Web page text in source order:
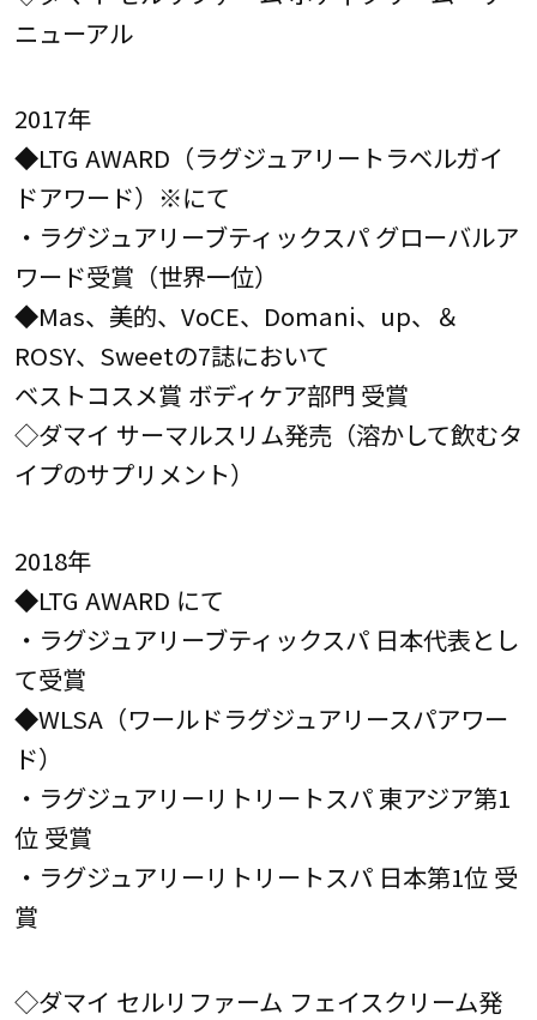
ニューアル
2017年
◆LTG AWARD（ラグジュアリートラベルガイ
ドアワード）※にて
・ラグジュアリーブティックスパ グローバルア
ワード受賞（世界一位）
◆Mas、美的、VoCE、Domani、up、＆
ROSY、Sweetの7誌において
ベストコスメ賞 ボディケア部門 受賞
◇ダマイ サーマルスリム発売（溶かして飲むタ
イプのサプリメント）
2018年
◆LTG AWARD にて
・ラグジュアリーブティックスパ 日本代表とし
て受賞
◆WLSA（ワールドラグジュアリースパアワー
ド）
・ラグジュアリーリトリートスパ 東アジア第1
位 受賞
・ラグジュアリーリトリートスパ 日本第1位 受
賞
◇ダマイ セルリファーム フェイスクリーム発